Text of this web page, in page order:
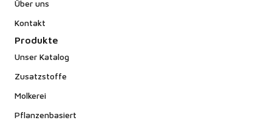
Über uns
Kontakt
Produkte
Unser Katalog
Zusatzstoffe
Molkerei
Pflanzenbasiert